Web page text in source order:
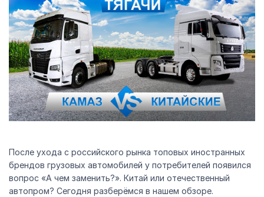
После ухода с российского рынка топовых иностранных
брендов грузовых автомобилей у потребителей появился
вопрос «А чем заменить?». Китай или отечественный
автопром? Сегодня разберёмся в нашем обзоре.